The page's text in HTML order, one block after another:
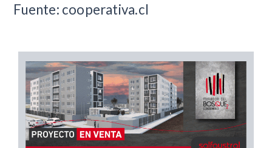
Fuente: cooperativa.cl